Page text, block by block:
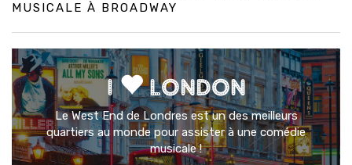
MUSICALE À BROADWAY
I LONDON
Le West End de Londres est un des meilleurs
quartiers au monde pour assister à une comédie
musicale !